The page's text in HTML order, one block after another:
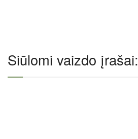
Siūlomi vaizdo įrašai: